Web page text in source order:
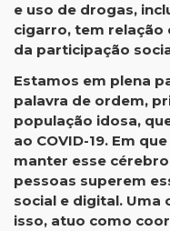
e uso de drogas,
cigarro, tem relação
da participação
Estamos em plena
palavra de ordem,
população idosa,
ao COVID-19. Em
manter esse
pessoas superem
social e digital. Uma
isso, atuo como